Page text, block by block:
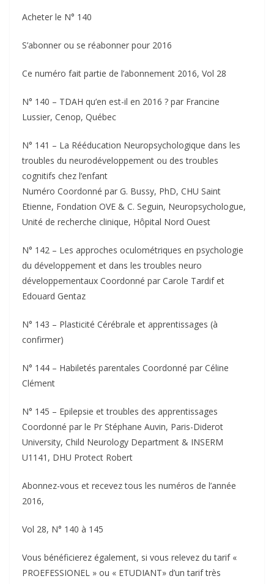
Acheter le N° 140
S’abonner ou se réabonner pour 2016
Ce numéro fait partie de l’abonnement 2016, Vol 28
N° 140 – TDAH qu’en est-il en 2016 ? par Francine
Lussier, Cenop, Québec
N° 141 – La Rééducation Neuropsychologique dans les
troubles du neurodéveloppement ou des troubles
cognitifs chez l’enfant
Numéro Coordonné par G. Bussy, PhD, CHU Saint
Etienne, Fondation OVE & C. Seguin, Neuropsychologue,
Unité de recherche clinique, Hôpital Nord Ouest
N° 142 – Les approches oculométriques en psychologie
du développement et dans les troubles neuro
développementaux Coordonné par Carole Tardif et
Edouard Gentaz
N° 143 – Plasticité Cérébrale et apprentissages (à
confirmer)
N° 144 – Habiletés parentales Coordonné par Céline
Clément
N° 145 – Epilepsie et troubles des apprentissages
Coordonné par le Pr Stéphane Auvin, Paris-Diderot
University, Child Neurology Department & INSERM
U1141, DHU Protect Robert
Abonnez-vous et recevez tous les numéros de l’année
2016,
Vol 28, N° 140 à 145
Vous bénéficierez également, si vous relevez du tarif «
PROEFESSIONEL » ou « ETUDIANT» d’un tarif très